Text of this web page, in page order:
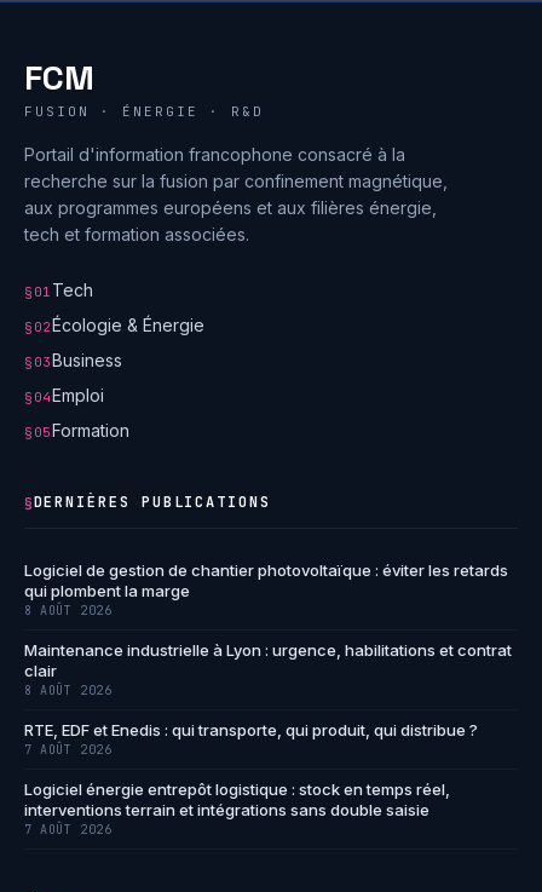
FCM
FUSION · ÉNERGIE · R&D
Portail d'information francophone consacré à la
recherche sur la fusion par confinement magnétique,
aux programmes européens et aux filières énergie,
tech et formation associées.
§01 Tech
§02Écologie & Énergie
§03Business
§04Emploi
§05Formation
§DERNIÈRES PUBLICATIONS
Logiciel de gestion de chantier photovoltaïque : éviter les retards
qui plombent la marge
8 AOÛT 2026
Maintenance industrielle à Lyon : urgence, habilitations et contrat
clair
8 AOÛT 2026
RTE, EDF et Enedis : qui transporte, qui produit, qui distribue ?
7 AOÛT 2026
Logiciel énergie entrepôt logistique : stock en temps réel,
interventions terrain et intégrations sans double saisie
7 AOÛT 2026